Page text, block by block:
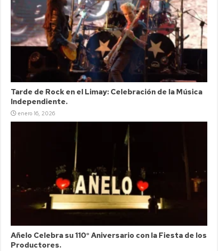
Tarde de Rock en el Limay: Celebración de la Música
Independiente.
enero 16, 2026
Añelo Celebra su 110° Aniversario con la Fiesta de los
Productores.